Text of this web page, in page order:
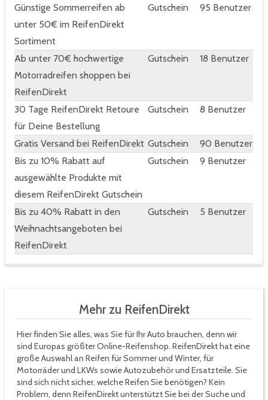
Günstige Sommerreifen ab
unter 50€ im ReifenDirekt
Sortiment
Gutschein 95 Benutzer
Ab unter 70€ hochwertige
Motorradreifen shoppen bei
ReifenDirekt
Gutschein 18 Benutzer
30 Tage ReifenDirekt Retoure
für Deine Bestellung
Gutschein 8 Benutzer
Gratis Versand bei ReifenDirekt Gutschein
90 Benutzer
Bis zu 10% Rabatt auf
ausgewählte Produkte mit
diesem ReifenDirekt Gutschein
Gutschein 9 Benutzer
Bis zu 40% Rabatt in den
Weihnachtsangeboten bei
ReifenDirekt
Gutschein 5 Benutzer
Mehr zu ReifenDirekt
Hier finden Sie alles, was Sie für Ihr Auto brauchen, denn wir
sind Europas größter Online-Reifenshop. ReifenDirekt hat eine
große Auswahl an Reifen für Sommer und Winter, für
Motorräder und LKWs sowie Autozubehör und Ersatzteile. Sie
sind sich nicht sicher, welche Reifen Sie benötigen? Kein
Problem, denn ReifenDirekt unterstützt Sie bei der Suche und